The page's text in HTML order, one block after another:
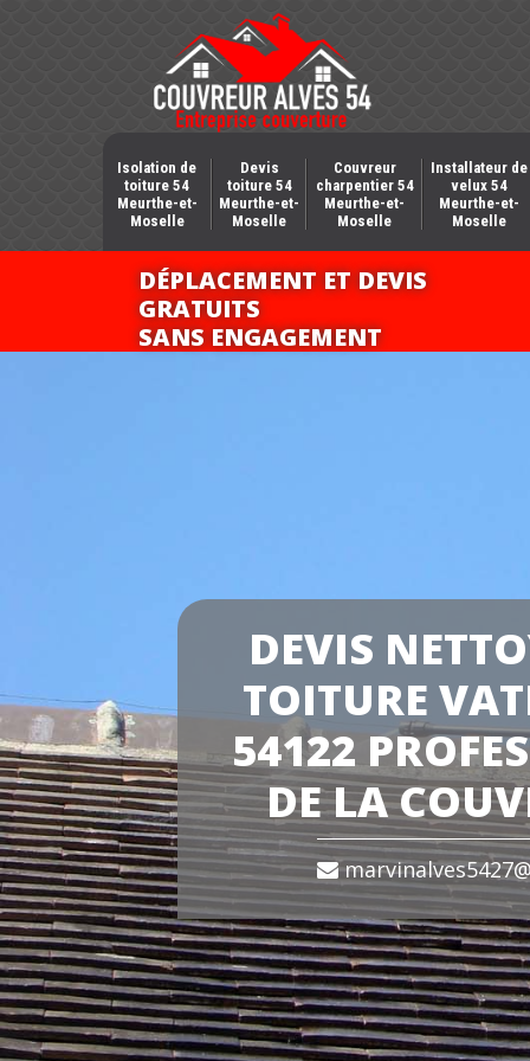
Isolation de
toiture 54
Meurthe-et-
Moselle
Devis
toiture 54
Meurthe-et-
Moselle
Couvreur
charpentier 54
Meurthe-et-
Moselle
Installateur de
velux 54
Meurthe-et-
Moselle
DÉPLACEMENT ET DEVIS
GRATUITS
SANS ENGAGEMENT
DEVIS
TOITURE
54122
DE LA